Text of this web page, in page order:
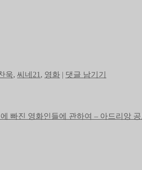
욱, 씨네21 , 영화 | 댓글 남기기
빠진 영화인들에 관하여 – 아드리앙